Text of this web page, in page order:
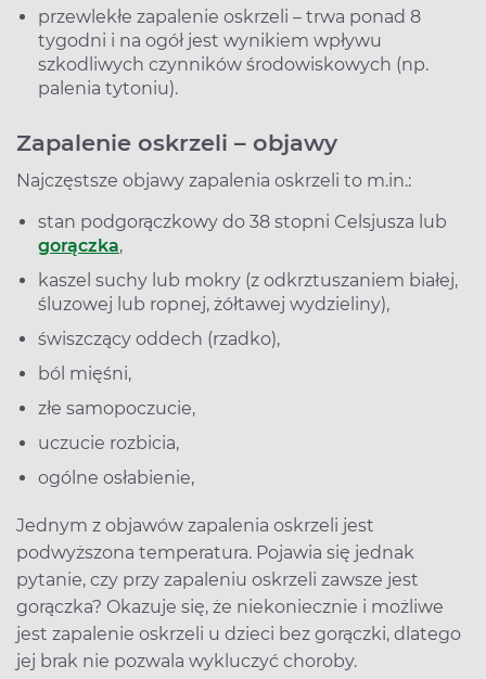
przewlekłe zapalenie oskrzeli – trwa ponad 8
tygodni i na ogół jest wynikiem wpływu
szkodliwych czynników środowiskowych (np.
palenia tytoniu).
Zapalenie oskrzeli – objawy
Najczęstsze objawy zapalenia oskrzeli to m.in.:
stan podgorączkowy do 38 stopni Celsjusza lub
gorączka,
kaszel suchy lub mokry (z odkrztuszaniem białej,
śluzowej lub ropnej, żółtawej wydzieliny),
świszczący oddech (rzadko),
ból mięśni,
złe samopoczucie,
uczucie rozbicia,
ogólne osłabienie,
Jednym z objawów zapalenia oskrzeli jest
podwyższona temperatura. Pojawia się jednak
pytanie, czy przy zapaleniu oskrzeli zawsze jest
gorączka? Okazuje się, że niekoniecznie i możliwe
jest zapalenie oskrzeli u dzieci bez gorączki, dlatego
jej brak nie pozwala wykluczyć choroby.